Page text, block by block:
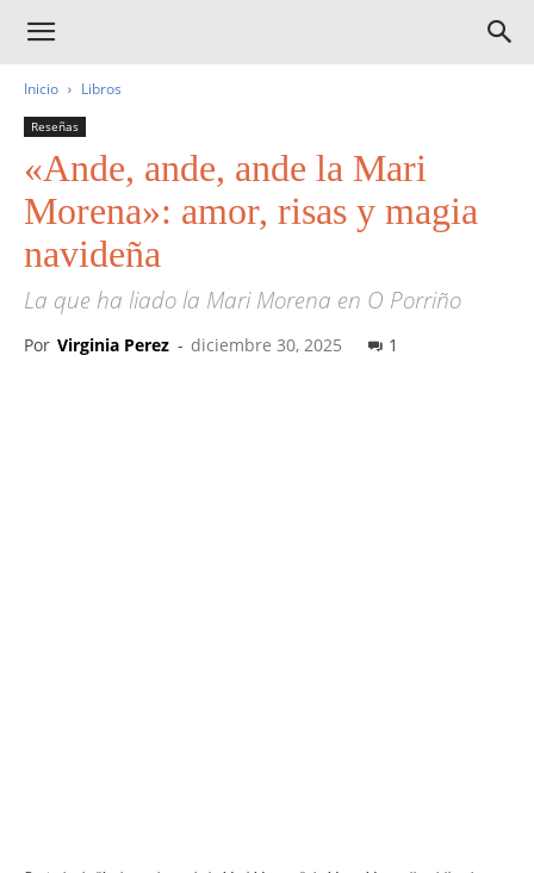
Inicio Libros
Reseñas
«Ande, ande, ande la Mari
Morena»: amor, risas y magia
navideña
La que ha liado la Mari Morena en O Porriño
Por Virginia Perez - diciembre 30, 2025 1